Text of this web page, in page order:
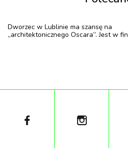
Dworzec w Lublinie ma szansę na
„architektonicznego Oscara”. Jest w